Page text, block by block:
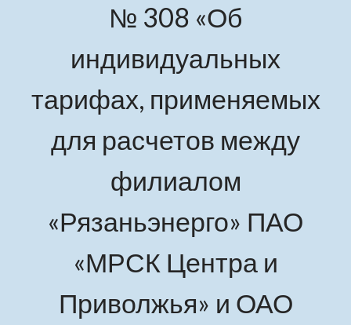
№ 308 «Об
индивидуальных
тарифах, применяемых
для расчетов между
филиалом
«Рязаньэнерго» ПАО
«МРСК Центра и
Приволжья» и ОАО